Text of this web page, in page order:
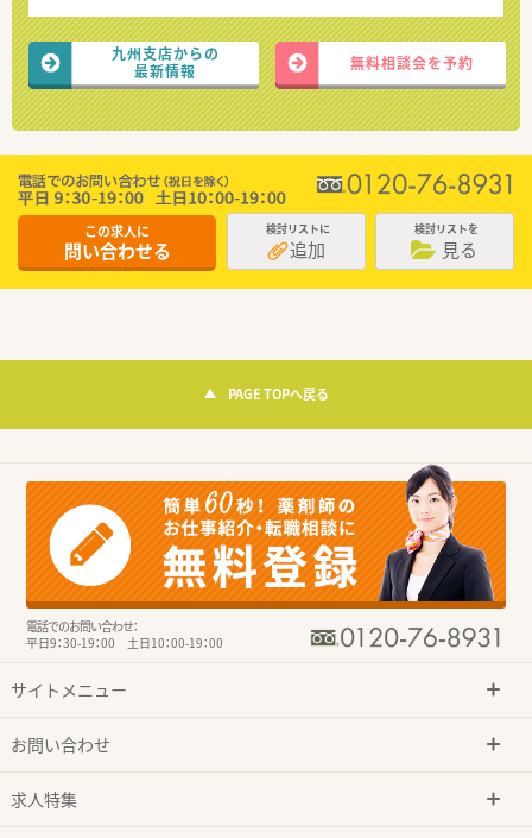
九州支店からの
最新情報
無料相談会を予約
この求人に
問い合わせる
検討リストに
追加
検討リストを
見る
PAGE TOPへ戻る
電話でのお問い合わせ：
平日9：30-19：00 土日10：00-19：00
サイトメニュー
お問い合わせ
求人特集